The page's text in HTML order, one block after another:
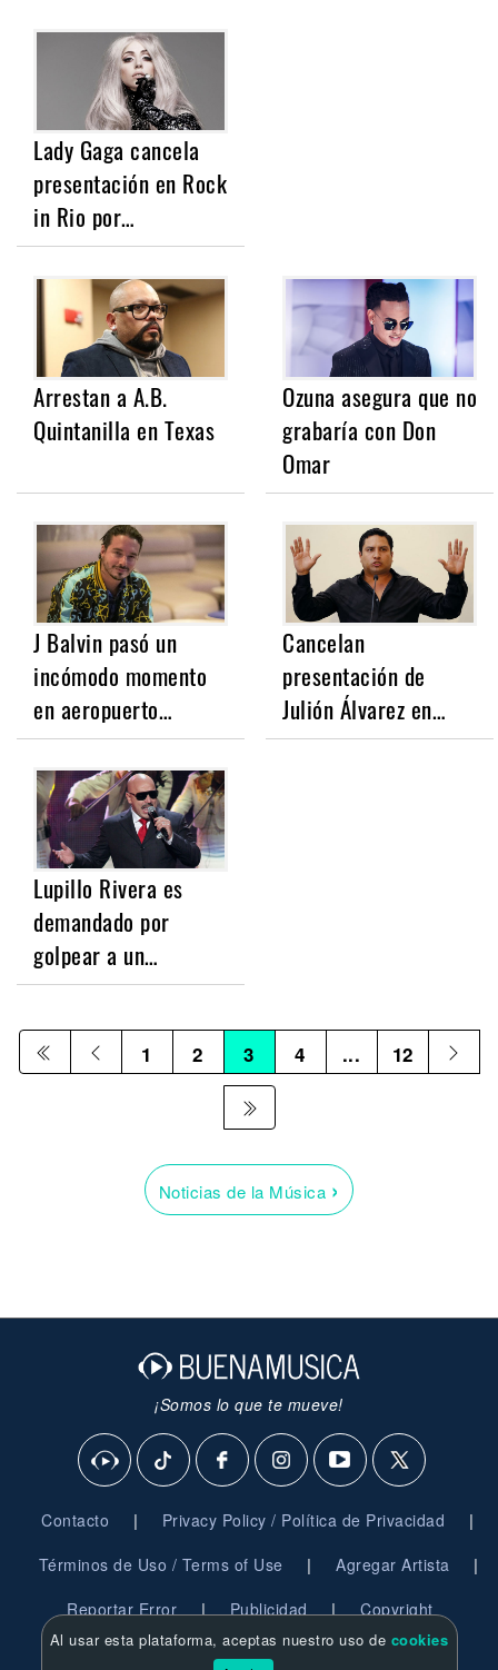
Lady Gaga cancela
presentación en Rock
in Rio por…
Arrestan a A.B.
Quintanilla en Texas
Ozuna asegura que no
grabaría con Don
Omar
J Balvin pasó un
incómodo momento
en aeropuerto…
Cancelan
presentación de
Julión Álvarez en…
Lupillo Rivera es
demandado por
golpear a un…
1 2 3 4 ... 12
Noticias de la Música ›
¡Somos lo que te mueve!
Contacto | Privacy Policy / Política de Privacidad |
Términos de Uso / Terms of Use | Agregar Artista |
Reportar Error | Publicidad | Copyright
© 2026 BuenaMusica.com - Derechos Reservados
Al usar esta plataforma, aceptas nuestro uso de cookies